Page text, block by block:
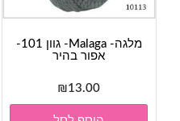
מלגה- Malaga- גוון 101-
אפור בהיר
₪13.00